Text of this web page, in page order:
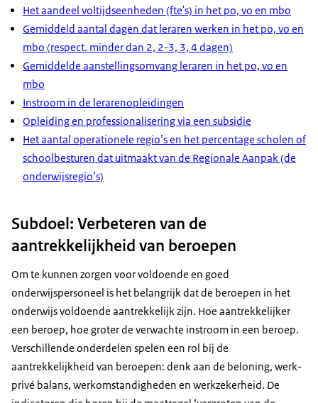
Het aandeel voltijdseenheden (fte's) in het po, vo en mbo
Gemiddeld aantal dagen dat leraren werken in het po, vo en
mbo (respect. minder dan 2, 2-3, 3, 4 dagen)
Gemiddelde aanstellingsomvang leraren in het po, vo en
mbo
Instroom in de lerarenopleidingen
Opleiding en professionalisering via een subsidie
Het aantal operationele regio’s en het percentage scholen of
schoolbesturen dat uitmaakt van de Regionale Aanpak (de
onderwijsregio’s)
Subdoel: Verbeteren van de
aantrekkelijkheid van beroepen
Om te kunnen zorgen voor voldoende en goed
onderwijspersoneel is het belangrijk dat de beroepen in het
onderwijs voldoende aantrekkelijk zijn. Hoe aantrekkelijker
een beroep, hoe groter de verwachte instroom in een beroep.
Verschillende onderdelen spelen een rol bij de
aantrekkelijkheid van beroepen: denk aan de beloning, werk-
privé balans, werkomstandigheden en werkzekerheid. De